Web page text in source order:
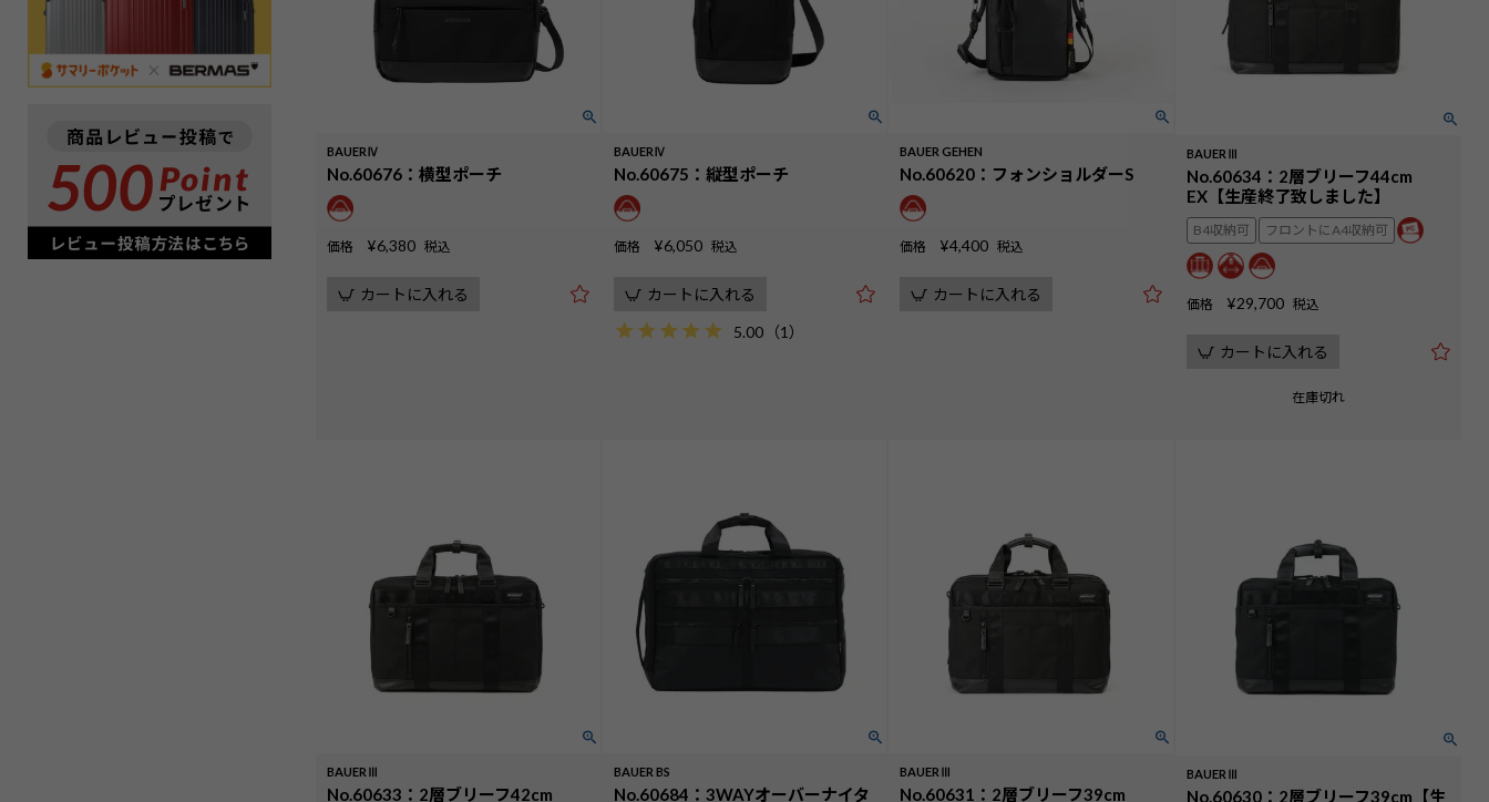
BAUERⅣ
No.60676：横型ポーチ
価格 ¥6,380 税込
カートに入れる
BAUERⅣ
No.60675：縦型ポーチ
価格 ¥6,050 税込
カートに入れる
5.00 （1）
BAUER GEHEN
No.60620：フォンショルダーS
価格 ¥4,400 税込
カートに入れる
BAUERⅢ
No.60634：2層ブリーフ44cm
EX【生産終了致しました】
B4収納可 フロントにA4収納可
価格 ¥29,700 税込
カートに入れる
在庫切れ
BAUERⅢ
No.60633：2層ブリーフ42cm
BAUER BS
No.60684：3WAYオーバーナイタ
BAUERⅢ
No.60631：2層ブリーフ39cm
BAUERⅢ
No.60630：2層ブリーフ39cm【生